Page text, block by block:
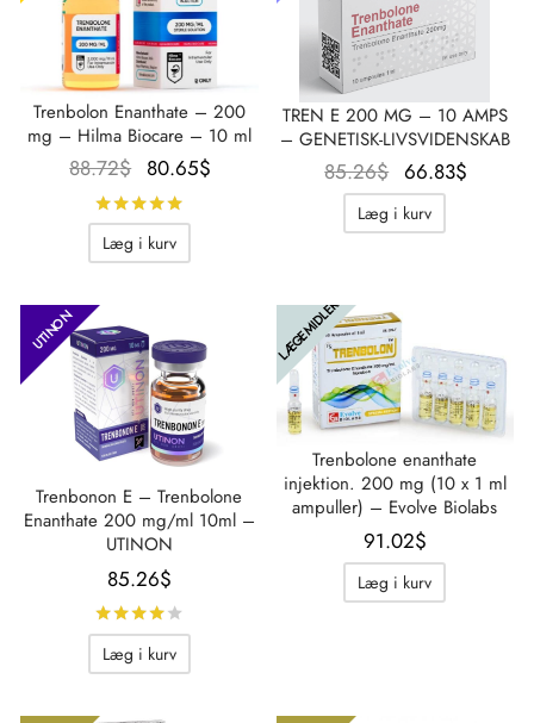
Trenbolon Enanthate – 200
mg – Hilma Biocare – 10 ml
88.72$ Oprindelig
pris var:
88.72$.
80.65$
Læg i kurv
TREN E 200 MG – 10 AMPS
– GENETISK-LIVSVIDENSKAB
85.26$ Oprindelig
pris var:
85.26$.
66.83$
Læg i kurv
UTINON
Trenbonon E – Trenbolone
Enanthate 200 mg/ml 10ml –
UTINON
85.26$
Læg i kurv
LÆGEMIDLER
Trenbolone enanthate
injektion. 200 mg (10 x 1 ml
ampuller) – Evolve Biolabs
91.02$
Læg i kurv